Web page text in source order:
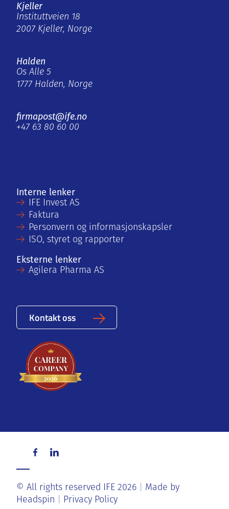
Kjeller
Instituttveien 18
2007 Kjeller, Norge
Halden
Os Alle 5
1777 Halden, Norge
firmapost@ife.no
+47 63 80 60 00
Interne lenker
IFE Invest AS
Faktura
Personvern og informasjonskapsler
ISO, styret og rapporter
Eksterne lenker
Agilera Pharma AS
Kontakt oss
© All rights reserved IFE 2026
Made by
Headspin
Privacy Policy